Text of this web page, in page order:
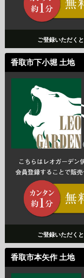
ご登録いただくと
香取市下小堀 土地
ご登録いただくと
香取市本矢作 土地